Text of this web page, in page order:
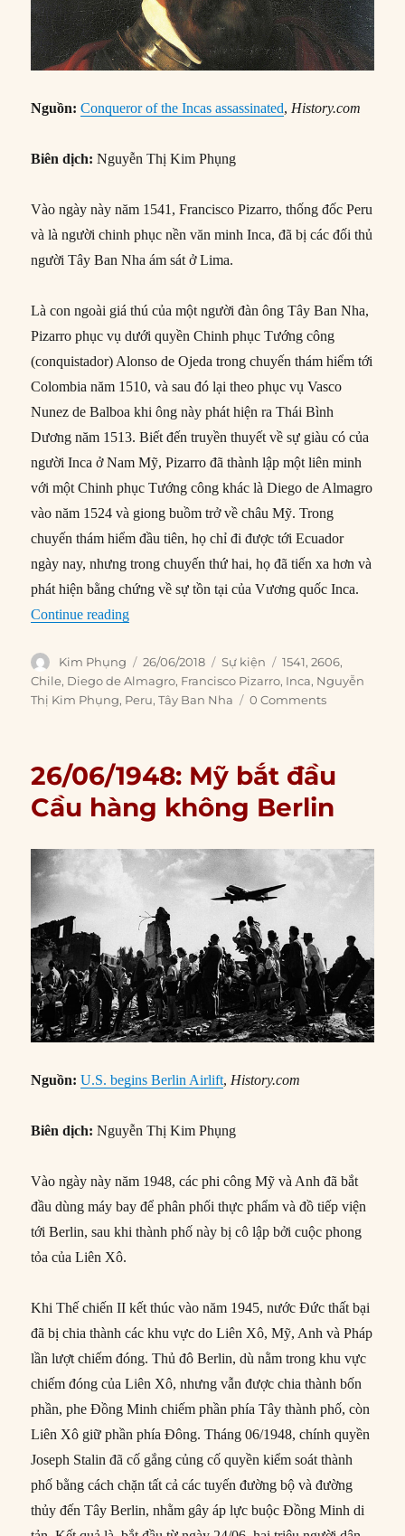
Nguồn: Conqueror of the Incas assassinated, History.com
Biên dịch: Nguyễn Thị Kim Phụng
Vào ngày này năm 1541, Francisco Pizarro, thống đốc Peru
và là người chinh phục nền văn minh Inca, đã bị các đối thủ
người Tây Ban Nha ám sát ở Lima.
Là con ngoài giá thú của một người đàn ông Tây Ban Nha,
Pizarro phục vụ dưới quyền Chinh phục Tướng công
(conquistador) Alonso de Ojeda trong chuyến thám hiểm tới
Colombia năm 1510, và sau đó lại theo phục vụ Vasco
Nunez de Balboa khi ông này phát hiện ra Thái Bình
Dương năm 1513. Biết đến truyền thuyết về sự giàu có của
người Inca ở Nam Mỹ, Pizarro đã thành lập một liên minh
với một Chinh phục Tướng công khác là Diego de Almagro
vào năm 1524 và giong buồm trở về châu Mỹ. Trong
chuyến thám hiểm đầu tiên, họ chỉ đi được tới Ecuador
ngày nay, nhưng trong chuyến thứ hai, họ đã tiến xa hơn và
phát hiện bằng chứng về sự tồn tại của Vương quốc Inca.
Continue reading“26/06/1541: Nhà Chinh phục Đế chế Inca bị
Author
Kim Phụng
Posted
on
26/06/2018 Categories
Sự kiện Tags
1541,2606,
Chile, Diego de Almagro, Francisco Pizarro, Inca, Nguyễn
Thị Kim Phụng, Peru,Tây Ban Nha 0 Comments
26/06/1948: Mỹ bắt đầu
Cầu hàng không Berlin
Nguồn: U.S. begins Berlin Airlift, History.com
Biên dịch: Nguyễn Thị Kim Phụng
Vào ngày này năm 1948, các phi công Mỹ và Anh đã bắt
đầu dùng máy bay để phân phối thực phẩm và đồ tiếp viện
tới Berlin, sau khi thành phố này bị cô lập bởi cuộc phong
tỏa của Liên Xô.
Khi Thế chiến II kết thúc vào năm 1945, nước Đức thất bại
đã bị chia thành các khu vực do Liên Xô, Mỹ, Anh và Pháp
lần lượt chiếm đóng. Thủ đô Berlin, dù nằm trong khu vực
chiếm đóng của Liên Xô, nhưng vẫn được chia thành bốn
phần, phe Đồng Minh chiếm phần phía Tây thành phố, còn
Liên Xô giữ phần phía Đông. Tháng 06/1948, chính quyền
Joseph Stalin đã cố gắng củng cố quyền kiểm soát thành
phố bằng cách chặn tất cả các tuyến đường bộ và đường
thủy đến Tây Berlin, nhằm gây áp lực buộc Đồng Minh di